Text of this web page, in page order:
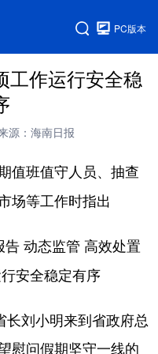
PC版本
工作运行安全稳
源：海南日报
值班值守人员、抽查
场等工作时指出
动态监管 高效处置
安全稳定有序
刘小明来到省政府总
慰问假期坚守一线的